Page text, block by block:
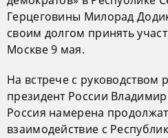
Герцеговины Милорад
своим долгом принять
Москве 9 мая.
На встрече с руководством
президент России
Россия намерена
взаимодействие с